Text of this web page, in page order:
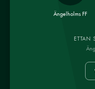
Ängelholms FF
ETTAN